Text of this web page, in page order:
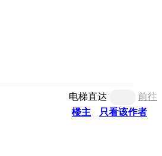
电梯直达
前往
楼主
只看该作者